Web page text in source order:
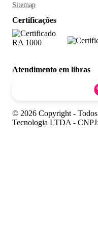
Sitemap
Certificações
Atendimento em libras
© 2026 Copyright - Todos
Tecnologia LTDA -